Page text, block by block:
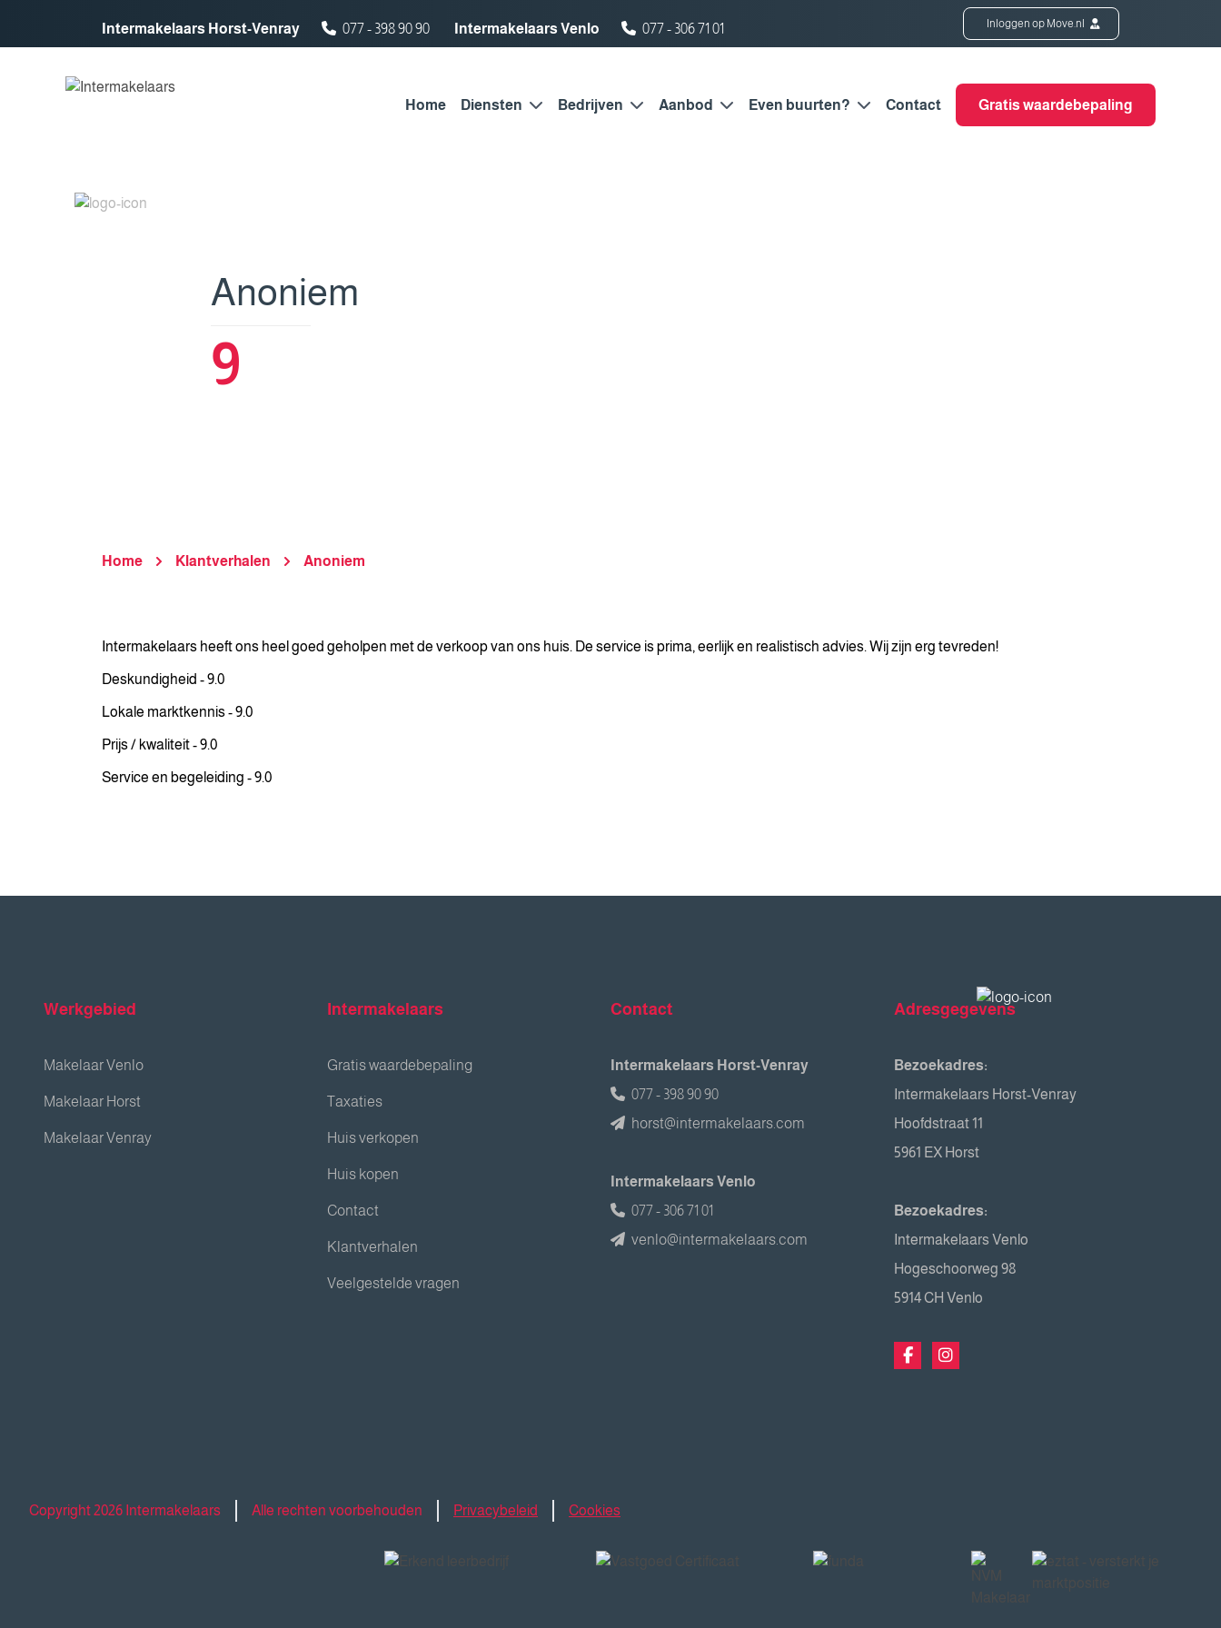
Intermakelaars Horst-Venray
077 - 398 90 90 Intermakelaars Venlo 077 - 306 71 01 Inloggen op Move.nl
Home Diensten Bedrijven Aanbod Even buurten? Contact Gratis waardebepaling
Anoniem
9
Home Klantverhalen Anoniem
Intermakelaars heeft ons heel goed geholpen met de verkoop van ons huis. De service is prima, eerlijk en realistisch advies. Wij zijn erg tevreden!
Deskundigheid - 9.0
Lokale marktkennis - 9.0
Prijs / kwaliteit - 9.0
Service en begeleiding - 9.0
Werkgebied
Makelaar Venlo
Makelaar Horst
Makelaar Venray
Intermakelaars
Gratis waardebepaling
Taxaties
Huis verkopen
Huis kopen
Contact
Klantverhalen
Veelgestelde vragen
Contact
Intermakelaars Horst-Venray
077 - 398 90 90
horst@intermakelaars.com
Intermakelaars Venlo
077 - 306 71 01
venlo@intermakelaars.com
Adresgegevens
Bezoekadres:
Intermakelaars Horst-Venray
Hoofdstraat 11
5961 EX Horst
Bezoekadres:
Intermakelaars Venlo
Hogeschoorweg 98
5914 CH Venlo
Copyright 2026 Intermakelaars Alle rechten voorbehouden Privacybeleid Cookies